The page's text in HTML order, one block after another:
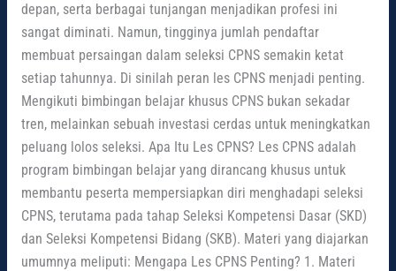
depan, serta berbagai tunjangan menjadikan profesi ini
sangat diminati. Namun, tingginya jumlah pendaftar
membuat persaingan dalam seleksi CPNS semakin ketat
setiap tahunnya. Di sinilah peran les CPNS menjadi penting.
Mengikuti bimbingan belajar khusus CPNS bukan sekadar
tren, melainkan sebuah investasi cerdas untuk meningkatkan
peluang lolos seleksi. Apa Itu Les CPNS? Les CPNS adalah
program bimbingan belajar yang dirancang khusus untuk
membantu peserta mempersiapkan diri menghadapi seleksi
CPNS, terutama pada tahap Seleksi Kompetensi Dasar (SKD)
dan Seleksi Kompetensi Bidang (SKB). Materi yang diajarkan
umumnya meliputi: Mengapa Les CPNS Penting? 1. Materi